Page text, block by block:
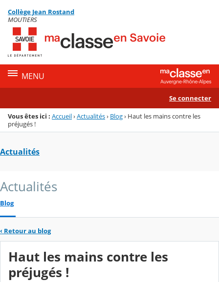
Menu de la rubrique
Contenu
Collège Jean Rostand
MOUTIERS
MENU
Se connecter
Vous êtes ici : Accueil›Actualités› Blog› Haut les mains contre les
préjugés !
Actualités
Actualités
Blog
‹ Retour au blog
Haut les mains contre les
préjugés !